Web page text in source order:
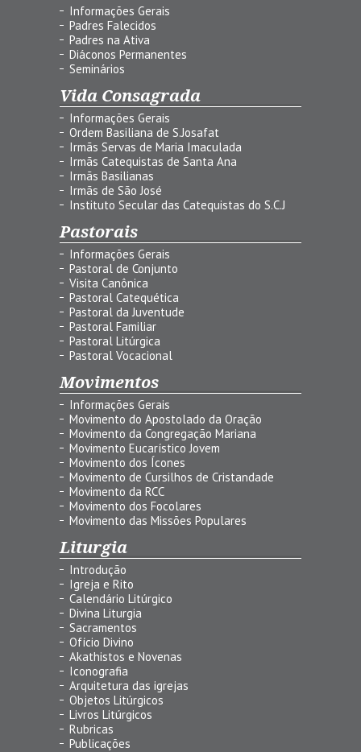
Informações Gerais
Padres Falecidos
Padres na Ativa
Diáconos Permanentes
Seminários
Vida Consagrada
Informações Gerais
Ordem Basiliana de S.Josafat
Irmãs Servas de Maria Imaculada
Irmãs Catequistas de Santa Ana
Irmãs Basilianas
Irmãs de São José
Instituto Secular das Catequistas do S.C.J
Pastorais
Informações Gerais
Pastoral de Conjunto
Visita Canônica
Pastoral Catequética
Pastoral da Juventude
Pastoral Familiar
Pastoral Litúrgica
Pastoral Vocacional
Movimentos
Informações Gerais
Movimento do Apostolado da Oração
Movimento da Congregação Mariana
Movimento Eucarístico Jovem
Movimento dos Ícones
Movimento de Cursilhos de Cristandade
Movimento da RCC
Movimento dos Focolares
Movimento das Missões Populares
Liturgia
Introdução
Igreja e Rito
Calendário Litúrgico
Divina Liturgia
Sacramentos
Ofício Divino
Akathistos e Novenas
Iconografia
Arquitetura das igrejas
Objetos Litúrgicos
Livros Litúrgicos
Rubricas
Publicações